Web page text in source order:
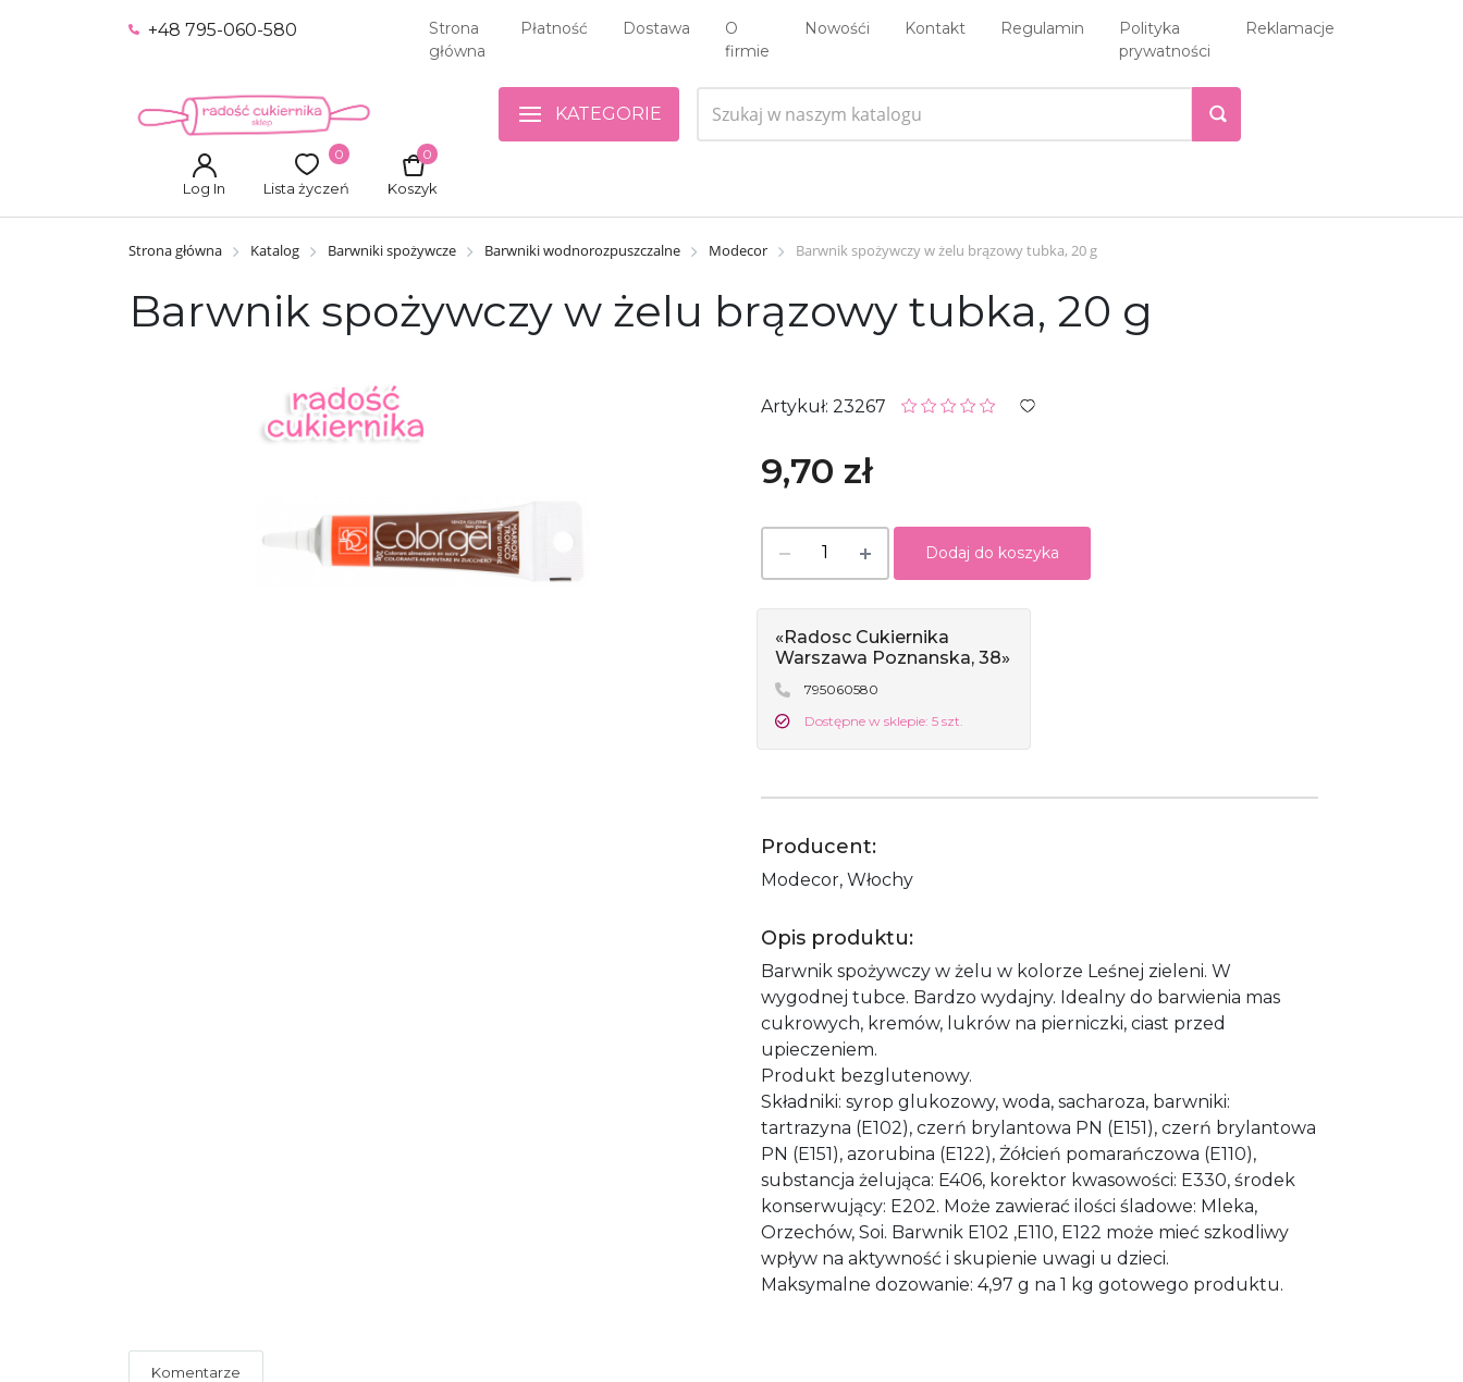
+48 795-060-580
Strona
główna
Płatność Dostawa
O
firmie
Nowośći Kontakt Regulamin
Polityka
prywatności
Reklamacje
Log In Lista życzeń
0
Koszyk
0
KATEGORIE
Strona główna Katalog Barwniki spożywcze Barwniki wodnorozpuszczalne Modecor Barwnik spożywczy w żelu brązowy tubka, 20 g
Barwnik spożywczy w żelu brązowy tubka, 20 g
Artykuł: 23267
9,70 zł
Dodaj do koszyka
«Radosc Cukiernika
Warszawa Poznanska, 38»
795060580
Dostępne w sklepie: 5 szt.
Producent:
Modecor, Włochy
Opis produktu:
Barwnik spożywczy w żelu w kolorze Leśnej zieleni. W
wygodnej tubce. Bardzo wydajny. Idealny do barwienia mas
cukrowych, kremów, lukrów na pierniczki, ciast przed
upieczeniem.
Produkt bezglutenowy.
Składniki: syrop glukozowy, woda, sacharoza, barwniki:
tartrazyna (E102), czerń brylantowa PN (E151), czerń brylantowa
PN (E151), azorubina (E122), Żółcień pomarańczowa (E110),
substancja żelująca: E406, korektor kwasowości: E330, środek
konserwujący: E202. Może zawierać ilości śladowe: Mleka,
Orzechów, Soi. Barwnik E102 ,E110, E122 może mieć szkodliwy
wpływ na aktywność i skupienie uwagi u dzieci.
Maksymalne dozowanie: 4,97 g na 1 kg gotowego produktu.
Komentarze